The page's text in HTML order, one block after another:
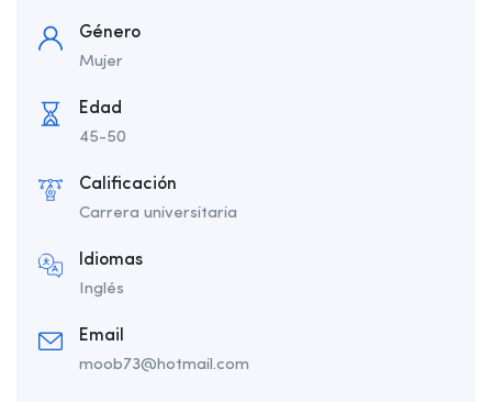
Género
Mujer
Edad
45-50
Calificación
Carrera universitaria
Idiomas
Inglés
Email
moob73@hotmail.com